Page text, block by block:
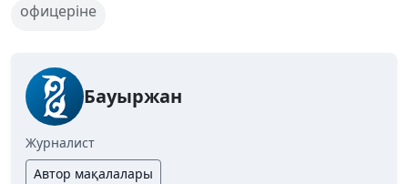
офицеріне
Бауыржан
Журналист
Автор мақалалары